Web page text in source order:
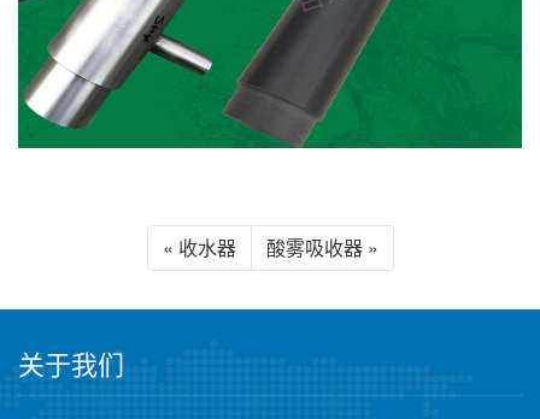
« 收水器 酸雾吸收器 »
关于我们